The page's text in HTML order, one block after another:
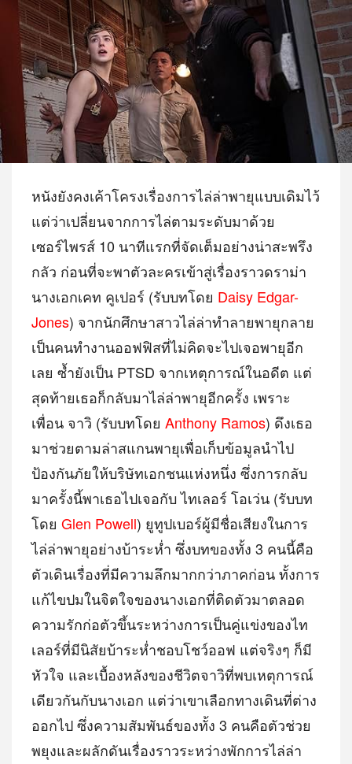
หนังยังคงเค้าโครงเรื่องการไล่ล่าพายุแบบเดิมไว้
แต่ว่าเปลี่ยนจากการไล่ตามระดับมาด้วย
เซอร์ไพรส์ 10 นาทีแรกที่จัดเต็มอย่างน่าสะพรึง
กลัว ก่อนที่จะพาตัวละครเข้าสู่เรื่องราวดราม่า
นางเอกเคท คูเปอร์ (รับบทโดย Daisy Edgar-
Jones) จากนักศึกษาสาวไล่ล่าทำลายพายุกลาย
เป็นคนทำงานออฟฟิสที่ไม่คิดจะไปเจอพายุอีก
เลย ซ้ำยังเป็น PTSD จากเหตุการณ์ในอดีต แต่
สุดท้ายเธอก็กลับมาไล่ล่าพายุอีกครั้ง เพราะ
เพื่อน จาวิ (รับบทโดย Anthony Ramos) ดึงเธอ
มาช่วยตามล่าสแกนพายุเพื่อเก็บข้อมูลนำไป
ป้องกันภัยให้บริษัทเอกชนแห่งหนึ่ง ซึ่งการกลับ
มาครั้งนี้พาเธอไปเจอกับ ไทเลอร์ โอเว่น (รับบท
โดย Glen Powell) ยูทูปเบอร์ผู้มีชื่อเสียงในการ
ไล่ล่าพายุอย่างบ้าระห่ำ ซึ่งบทของทั้ง 3 คนนี้คือ
ตัวเดินเรื่องที่มีความลึกมากกว่าภาคก่อน ทั้งการ
แก้ไขปมในจิตใจของนางเอกที่ติดตัวมาตลอด
ความรักก่อตัวขึ้นระหว่างการเป็นคู่แข่งของไท
เลอร์ที่มีนิสัยบ้าระห่ำชอบโชว์ออฟ แต่จริงๆ ก็มี
หัวใจ และเบื้องหลังของชีวิตจาวิที่พบเหตุการณ์
เดียวกันกับนางเอก แต่ว่าเขาเลือกทางเดินที่ต่าง
ออกไป ซึ่งความสัมพันธ์ของทั้ง 3 คนคือตัวช่วย
พยุงและผลักดันเรื่องราวระหว่างพักการไล่ล่า